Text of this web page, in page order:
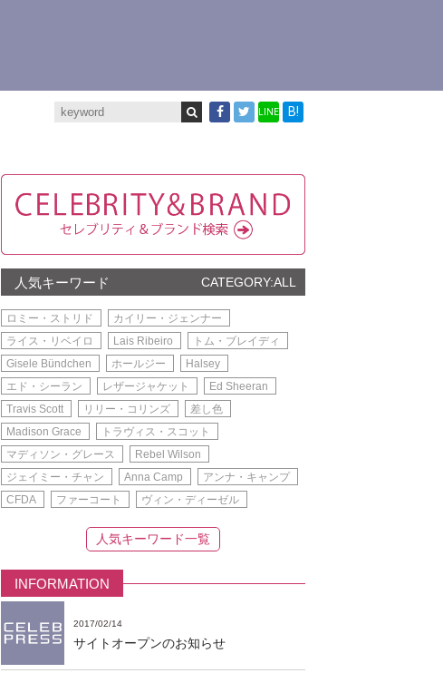
LINE B!
人気キーワード CATEGORY:ALL
ロミー・ストリド
カイリー・ジェンナー
ライス・リベイロ
Lais Ribeiro
トム・ブレイディ
Gisele Bündchen
ホールジー
Halsey
エド・シーラン
レザージャケット
Ed Sheeran
Travis Scott
リリー・コリンズ
差し色
Madison Grace
トラヴィス・スコット
マディソン・グレース
Rebel Wilson
ジェイミー・チャン
Anna Camp
アンナ・キャンプ
CFDA
ファーコート ヴィン・ディーゼル
人気キーワード一覧
INFORMATION
2017/02/14
サイトオープンのお知らせ